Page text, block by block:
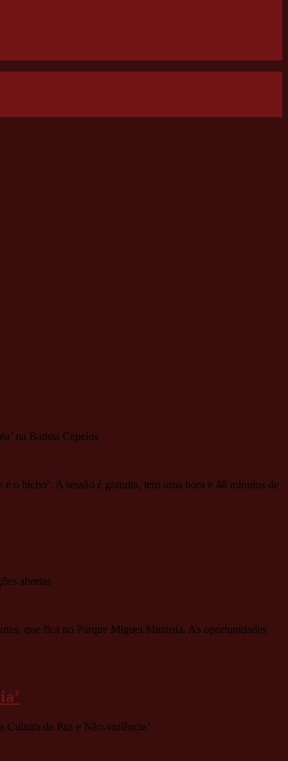
na Batista Cepelos
o bicho’. A sessão é gratuita, tem uma hora e 48 minutos de
abertas
que fica no Parque Miguel Mirizola. As oportunidades
Cultura de Paz e Não-violência’